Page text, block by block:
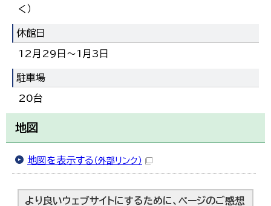
く）
休館日
12月29日～1月3日
駐車場
20台
地図
地図を表示する （外部リンク）
より良いウェブサイトにするために、ページのご感想